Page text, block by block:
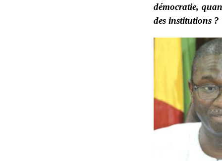
démocratie,
des institutions ?